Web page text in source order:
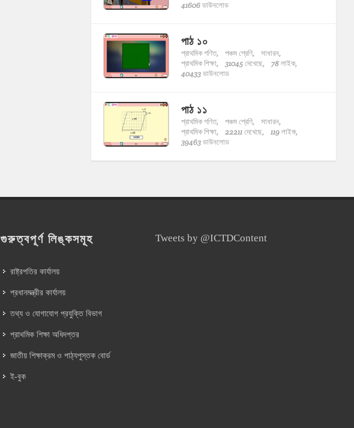
41606 ডাউনলোড
পাঠ ১০
প্রাথমিক গণিত, পঞ্চম শ্রেণি,
সাধারন,
প্রাথমিক শিক্ষা,
31045 দেখেছে,
78 লাইক,
40433 ডাউনলোড
পাঠ ১১
প্রাথমিক গণিত, পঞ্চম শ্রেণি,
সাধারন,
প্রাথমিক শিক্ষা,
22211 দেখেছে,
119 লাইক,
39463 ডাউনলোড
গুরুত্বপূর্ণ লিঙ্কসমূহ
রাষ্ট্রপতির কার্যালয়
প্রধানমন্ত্রীর কার্যালয়
তথ্য ও যোগাযোগ প্রযুক্তি বিভাগ
প্রাথমিক শিক্ষা অধিদপ্তর
জাতীয় শিক্ষাক্রম ও পাঠ্যপুস্তক বোর্ড
ই-বুক
Tweets by @ICTDContent